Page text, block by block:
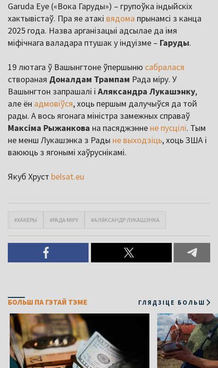
Garuda Eye («Вока Гаруды») – групоўка індыйскіх
хактывістаў. Пра яе атакі вядома прынамсі з канца
2025 года. Назва арганізацыі адсылае да імя
міфічнага валадара птушак у індуізме – Гаруды.
19 лютага ў Вашынгтоне ўпершыню сабралася
створаная Доналдам Трампам Рада міру. У
Вашынгтон запрашалі і Аляксандра Лукашэнку,
але ён адмовіўся, хоць першым далучыўся да той
рады. А вось ягонага міністра замежных справаў
Максіма Рыжанкова на пасяджэнне не пусцілі. Тым
не менш Лукашэнка з Рады не выходзіць, хоць ЗША і
ваююць з ягонымі хаўруснікамі.
Якуб Хруст belsat.eu
#ХАКЕРЫ #РАДА МІРУ #АЛЯКСАНДР ЛУКАШЭНКА
БОЛЬШ ПА ГЭТАЙ ТЭМЕ ГЛЯДЗІЦЕ БОЛЬШ